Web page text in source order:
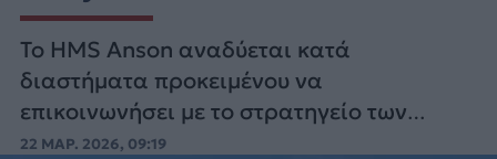
Το HMS Anson αναδύεται κατά
διαστήματα προκειμένου να
επικοινωνήσει με το στρατηγείο των
βρετανικών ενόπλων δυνάμεων στο
22 ΜΑΡ. 2026, 09:19